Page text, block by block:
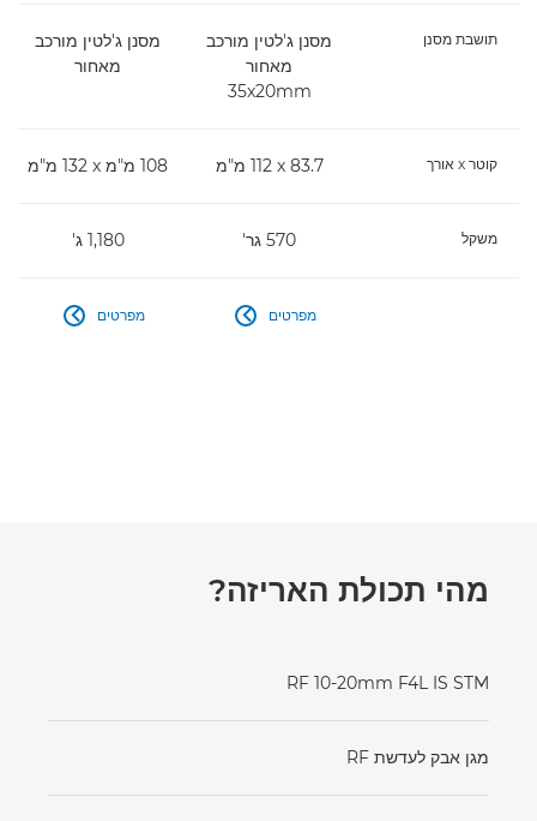
תושבת מסנן
מסנן ג'לטין מורכב
מאחור
35x20mm
מסנן ג'לטין מורכב
מאחור
קוטר x אורך 83.7 x‏ 112 מ"מ 108 מ"מ x‏ 132 מ"מ
משקל 570 גר' 1,180 ג'
מפרטים  מפרטים 
מהי תכולת האריזה?
RF 10-20mm F4L IS STM
מגן אבק לעדשת RF